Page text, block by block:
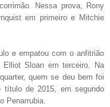
Nessa prova, Rony
em primeiro e Mitchie
e empatou com o anfitrião
Sloan em terceiro. Na
quem se deu bem foi
título de 2015, em segundo
Penarrubia.